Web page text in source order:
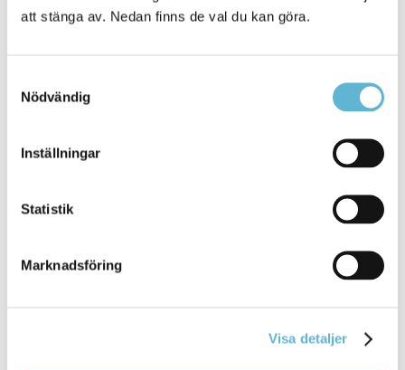
att stänga av. Nedan finns de val du kan göra.
Nödvändig
Inställningar
Statistik
Marknadsföring
Visa detaljer
Landshövdningen har besökt Bromölla kommun. Det
Webbsida
vid Arbetsmarknadsenheten. Kontakt
Resmije ... trädgårdsskötsel. Man som arbetar med